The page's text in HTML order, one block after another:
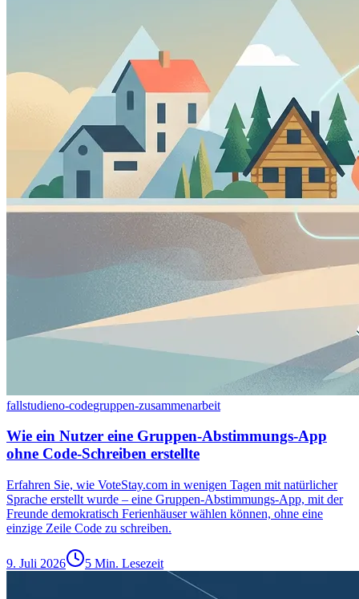
fallstudieno-codegruppen-zusammenarbeit
Wie ein Nutzer eine Gruppen-Abstimmungs-App
ohne Code-Schreiben erstellte
Erfahren Sie, wie VoteStay.com in wenigen Tagen mit natürlicher
Sprache erstellt wurde – eine Gruppen-Abstimmungs-App, mit der
Freunde demokratisch Ferienhäuser wählen können, ohne eine
einzige Zeile Code zu schreiben.
9. Juli 2026 5 Min. Lesezeit